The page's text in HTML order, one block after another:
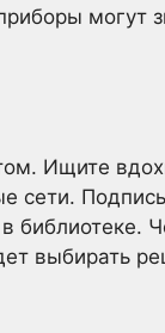
могут
Ищите
сети.
выбирать